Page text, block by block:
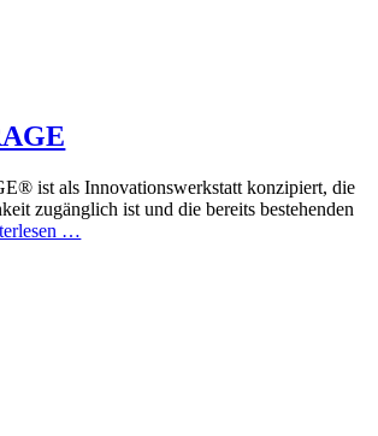
ist als Innovationswerkstatt konzipiert, die
zugänglich ist und die bereits bestehenden
…